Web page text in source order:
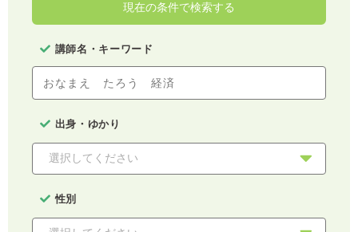
現在の条件で検索する
講師名・キーワード
出身・ゆかり
性別